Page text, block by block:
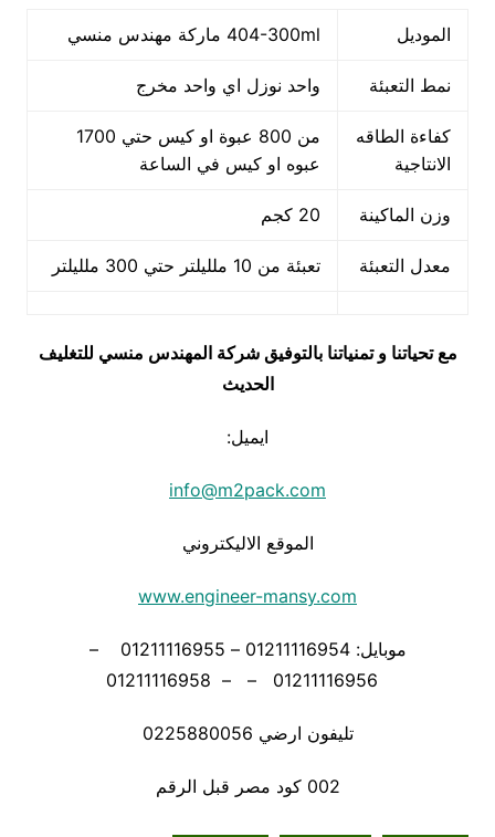
الموديل 404-300ml ماركة مهندس منسي
نمط التعبئة واحد نوزل اي واحد مخرج
كفاءة الطاقه
الانتاجية
من 800 عبوة او كيس حتي 1700
عبوه او كيس في الساعة
وزن الماكينة 20 كجم
معدل التعبئة تعبئة من 10 ملليلتر حتي 300 ملليلتر
مع تحياتنا و تمنياتنا بالتوفيق شركة المهندس منسي للتغليف
الحديث
ايميل:
info@m2pack.com
الموقع الاليكتروني
www.engineer-mansy.com
موبايل: 01211116954 – 01211116955 –
تليفون ارضي 0225880056
002 كود مصر قبل الرقم